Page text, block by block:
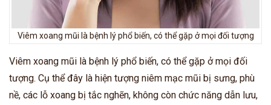
Viêm xoang mũi là bệnh lý phổ biến, có thể gặp ở mọi đối tượng
Viêm xoang mũi là bệnh lý phổ biến, có thể gặp ở mọi đối
tượng. Cụ thể đây là hiện tượng niêm mạc mũi bị sưng, phù
nề, các lỗ xoang bị tắc nghẽn, không còn chức năng dẫn lưu,